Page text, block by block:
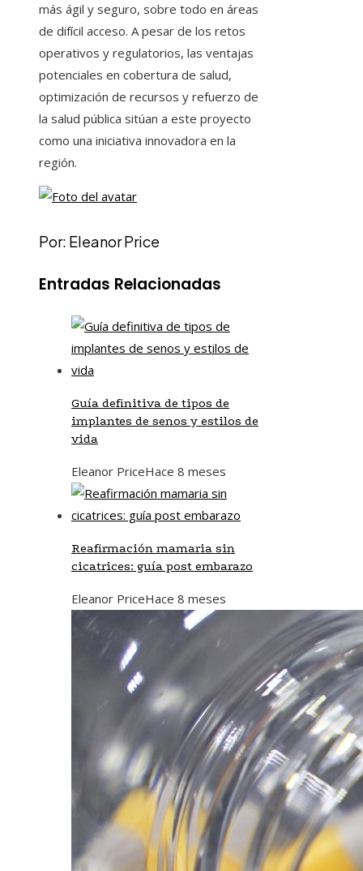
más ágil y seguro, sobre todo en áreas
de difícil acceso. A pesar de los retos
operativos y regulatorios, las ventajas
potenciales en cobertura de salud,
optimización de recursos y refuerzo de
la salud pública sitúan a este proyecto
como una iniciativa innovadora en la
región.
Por: Eleanor Price
Entradas Relacionadas
Guía definitiva de tipos de
implantes de senos y estilos de
vida
Eleanor PriceHace 8 meses
Reafirmación mamaria sin
cicatrices: guía post embarazo
Eleanor PriceHace 8 meses